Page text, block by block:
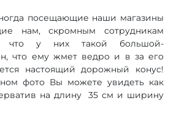
посещающие наши магазины
нам, скромным сотрудникам
что у них такой большой-
что ему жмет ведро и в за его
настоящий дорожный конус!
фото Вы можете увидеть как
на длину 35 см и ширину